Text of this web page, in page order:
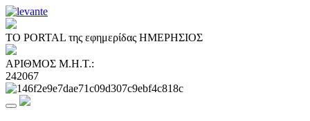
ΤΟ PORTAL της εφημερίδας ΗΜΕΡΗΣΙΟΣ
ΑΡΙΘΜΟΣ Μ.Η.Τ.:
242067